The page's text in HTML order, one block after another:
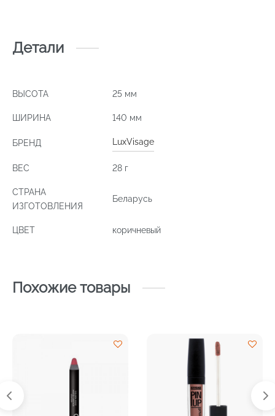
Детали
ВЫСОТА 25 мм
ШИРИНА 140 мм
БРЕНД LuxVisage
ВЕС 28 г
СТРАНА
ИЗГОТОВЛЕНИЯ
Беларусь
ЦВЕТ коричневый
Похожие товары